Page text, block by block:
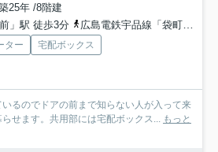
25年 /8階建
」駅 徒歩3分
広島電鉄宇品線「袋町」駅 徒歩5分
ター
宅配ボックス
るのでドアの前まで知らない人が入って来
せます。共用部には宅配ボックス...
もっと